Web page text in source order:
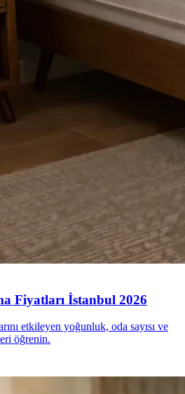
Fiyatları İstanbul 2026
etkileyen yoğunluk, oda sayısı ve
öğrenin.